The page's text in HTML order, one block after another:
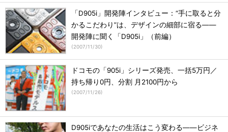
「D905i」開発陣インタビュー：“手に取ると分
かるこだわり”は、デザインの細部に宿る――
開発陣に聞く「D905i」（前編）
(2007/11/30)
ドコモの「905i」シリーズ発売、一括5万円／
持ち帰り0円、分割 月2100円から
(2007/11/26)
D905iであなたの生活はこう変わる――ビジネ